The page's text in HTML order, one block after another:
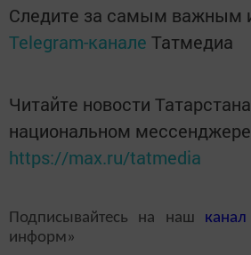
Следите за самым важным
Telegram-канале Татмедиа
Читайте новости
национальном
https://max.ru/tatmedia
Подписывайтесь на наш канал
информ»